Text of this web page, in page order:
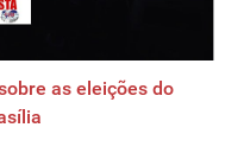
as eleições do